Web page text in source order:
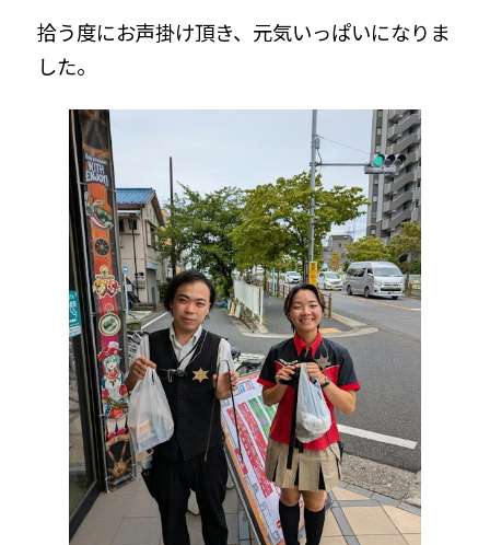
拾う度にお声掛け頂き、元気いっぱいになりま
した。